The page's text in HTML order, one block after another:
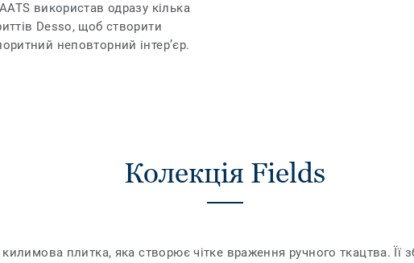
використав одразу кілька
Desso, щоб створити
неповторний інтер’єр.
Колекція Fields
плитка, яка створює чітке враження ручного ткацтва. Її